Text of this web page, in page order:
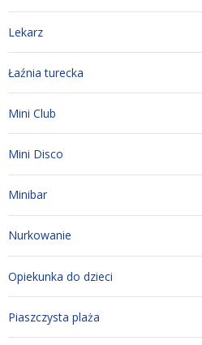
Lekarz
Łaźnia turecka
Mini Club
Mini Disco
Minibar
Nurkowanie
Opiekunka do dzieci
Piaszczysta plaża